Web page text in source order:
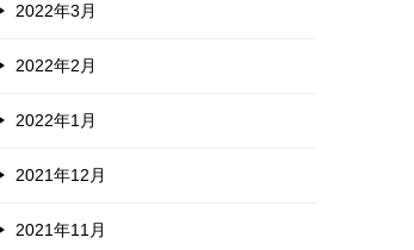
2022年3月
2022年2月
2022年1月
2021年12月
2021年11月